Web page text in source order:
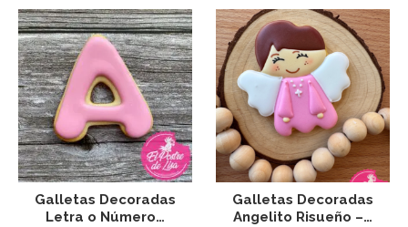
Galletas Decoradas
Letra o Número…
Galletas Decoradas
Angelito Risueño –…